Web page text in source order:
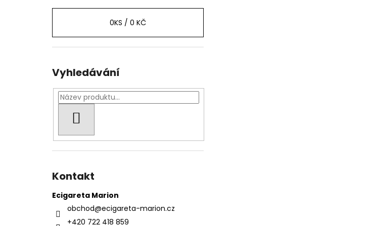
0KS / 0 KČ
Vyhledávání
Kontakt
Ecigareta Marion
obchod@ecigareta-marion.cz
+420 722 418 859